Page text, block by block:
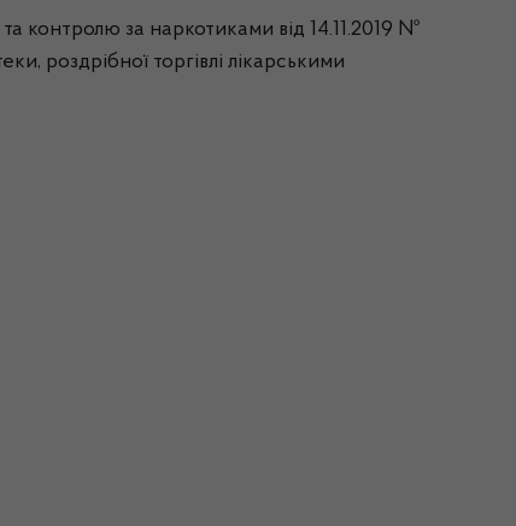
контролю за наркотиками від 14.11.2019 №
роздрібної торгівлі лікарськими